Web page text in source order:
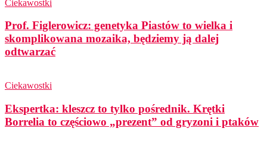
Ciekawostki
Prof. Figlerowicz: genetyka Piastów to wielka i
skomplikowana mozaika, będziemy ją dalej
odtwarzać
Ciekawostki
Ekspertka: kleszcz to tylko pośrednik. Krętki
Borrelia to częściowo „prezent” od gryzoni i ptaków